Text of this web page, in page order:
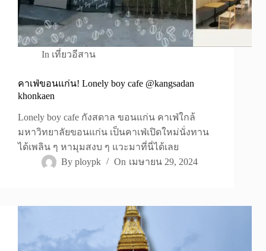
In เที่ยวอีสาน
คาเฟ่ขอนแก่น! Lonely boy cafe @kangsadan
khonkaen
Lonely boy cafe กังสดาล ขอนแก่น คาเฟ่ใกล้
มหาวิทยาลัยขอนแก่น เป็นคาเฟ่เปิดใหม่นั่งทาน
ได้เพลิน ๆ หามุมสงบ ๆ แวะมาที่นี่ได้เลย
By ploypk On เมษายน 29, 2024